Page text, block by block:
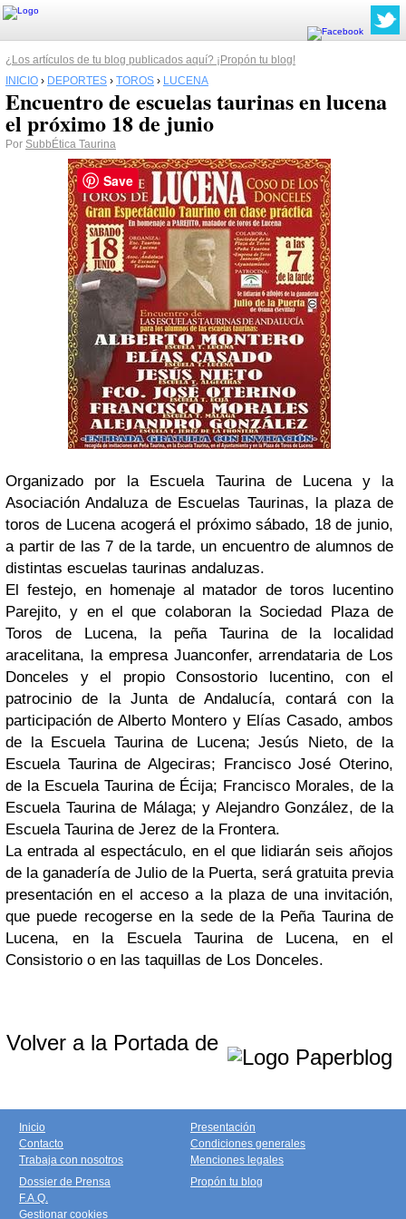
¿Los artículos de tu blog publicados aquí? ¡Propón tu blog!
INICIO › DEPORTES › TOROS › LUCENA
Encuentro de escuelas taurinas en lucena
el próximo 18 de junio
Por SubbÉtica Taurina
Organizado por la Escuela Taurina de Lucena y la
Asociación Andaluza de Escuelas Taurinas, la plaza de
toros de Lucena acogerá el próximo sábado, 18 de junio,
a partir de las 7 de la tarde, un encuentro de alumnos de
distintas escuelas taurinas andaluzas.
El festejo, en homenaje al matador de toros lucentino
Parejito, y en el que colaboran la Sociedad Plaza de
Toros de Lucena, la peña Taurina de la localidad
aracelitana, la empresa Juanconfer, arrendataria de Los
Donceles y el propio Consostorio lucentino, con el
patrocinio de la Junta de Andalucía, contará con la
participación de Alberto Montero y Elías Casado, ambos
de la Escuela Taurina de Lucena; Jesús Nieto, de la
Escuela Taurina de Algeciras; Francisco José Oterino,
de la Escuela Taurina de Écija; Francisco Morales, de la
Escuela Taurina de Málaga; y Alejandro González, de la
Escuela Taurina de Jerez de la Frontera.
La entrada al espectáculo, en el que lidiarán seis añojos
de la ganadería de Julio de la Puerta, será gratuita previa
presentación en el acceso a la plaza de una invitación,
que puede recogerse en la sede de la Peña Taurina de
Lucena, en la Escuela Taurina de Lucena, en el
Consistorio o en las taquillas de Los Donceles.
Volver a la Portada de
Inicio
Contacto
Trabaja con nosotros
Presentación
Condiciones generales
Menciones legales
Dossier de Prensa
F.A.Q.
Gestionar cookies
Propón tu blog
Save